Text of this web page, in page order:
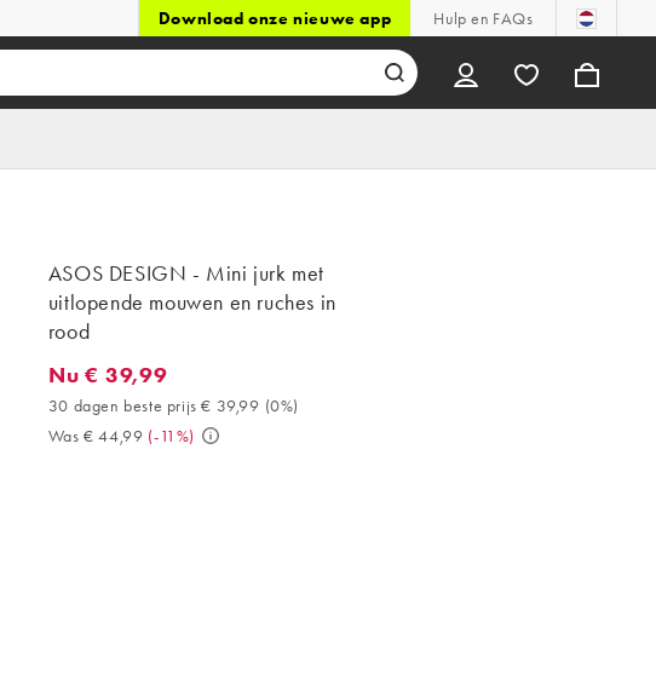
Download onze nieuwe app Hulp en FAQs
ASOS DESIGN - Mini jurk met
uitlopende mouwen en ruches in
rood
Nu € 39,99. 30 dagen beste prijs € 39,99 (0%). Was € 44,99. (-11%)
Nu € 39,99
30 dagen beste prijs € 39,99 (0%)
Was € 44,99 (-11%)